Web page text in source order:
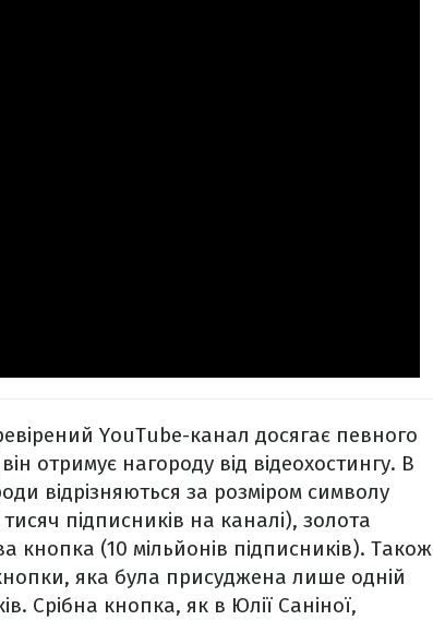
YouTube-канал досягає певного
отримує нагороду від відеохостингу. В
відрізняються за розміром символу
підписників на каналі), золота
кнопка (10 мільйонів підписників). Також
яка була присуджена лише одній
Срібна кнопка, як в Юлії Саніної,